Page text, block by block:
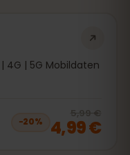
4G | 5G Mobildaten
−20%
5,99 €
4,99 €